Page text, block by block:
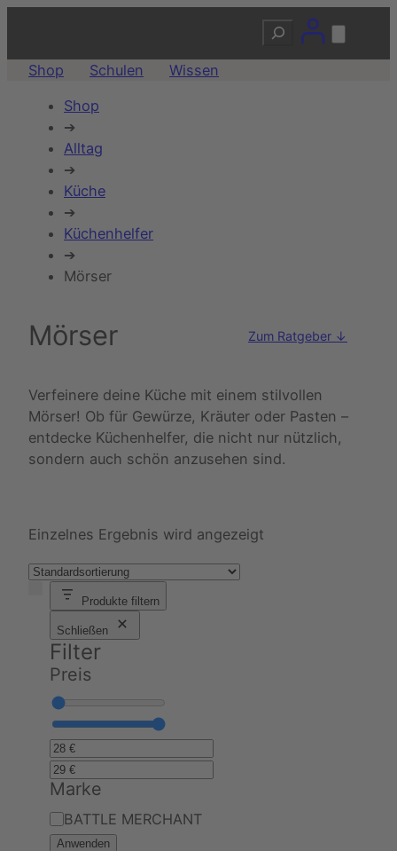
Suchen
Shop Schulen Wissen
Shop
➔
Alltag
➔
Küche
➔
Küchenhelfer
➔
Mörser
Mörser Zum Ratgeber ↓
Verfeinere deine Küche mit einem stilvollen
Mörser! Ob für Gewürze, Kräuter oder Pasten –
entdecke Küchenhelfer, die nicht nur nützlich,
sondern auch schön anzusehen sind.
Einzelnes Ergebnis wird angezeigt
Produkte filtern
Schließen
Filter
Preis
Marke
Marke
BATTLE MERCHANT
Anwenden